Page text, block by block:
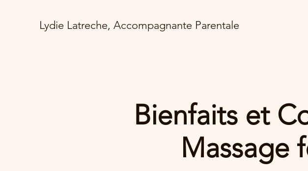
Lydie Latreche, Accompagnante Parentale
Bienfaits et
Massage